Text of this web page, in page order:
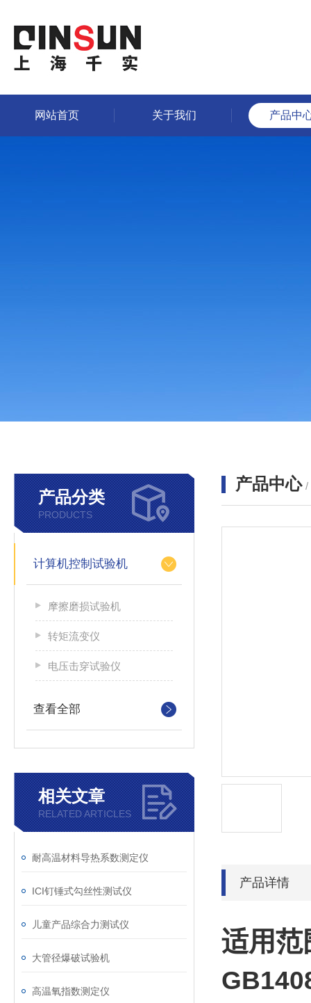
网站首页 关于我们 产品中
产品分类
PRODUCTS
计算机控制试验机
摩擦磨损试验机
转矩流变仪
电压击穿试验仪
查看全部
相关文章
RELATED ARTICLES
耐高温材料导热系数测定仪
ICI钉锤式勾丝性测试仪
儿童产品综合力测试仪
大管径爆破试验机
高温氧指数测定仪
产品中心 /
产品详情
适用范